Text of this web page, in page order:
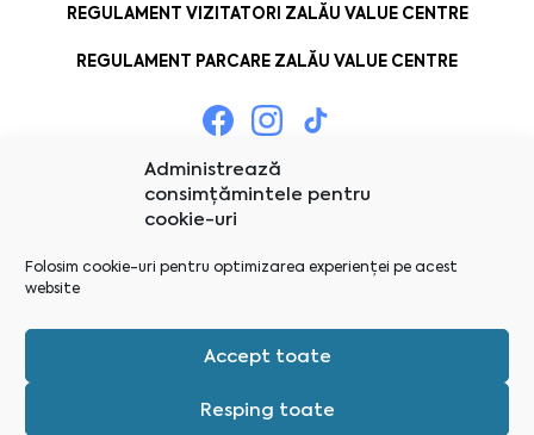
Administrează
consimțămintele pentru
cookie-uri
Folosim cookie-uri pentru optimizarea experienței pe acest
website
Accept toate
Resping toate
REGULAMENT VIZITATORI ZALĂU VALUE CENTRE
REGULAMENT PARCARE ZALĂU VALUE CENTRE